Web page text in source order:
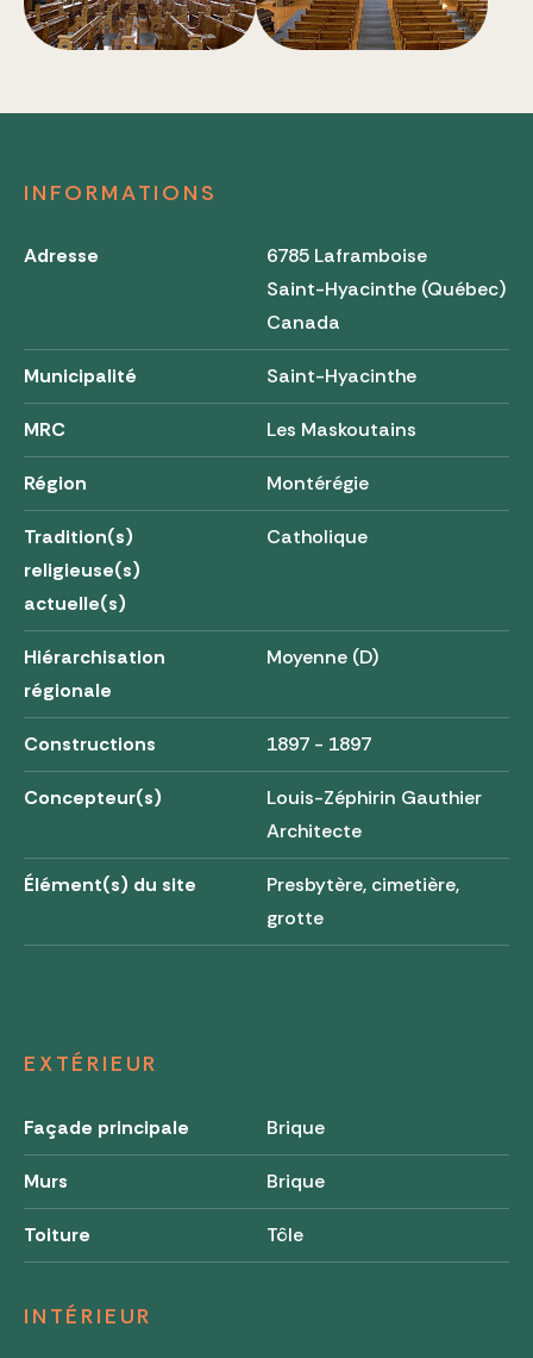
INFORMATIONS
Adresse
6785 Laframboise
Saint-Hyacinthe (Québec)
Canada
Municipalité Saint-Hyacinthe
MRC Les Maskoutains
Région Montérégie
Tradition(s)
religieuse(s)
actuelle(s)
Catholique
Hiérarchisation
régionale
Moyenne (D)
Constructions 1897 - 1897
Concepteur(s)
Louis-Zéphirin Gauthier
Architecte
Élément(s) du site
Presbytère, cimetière,
grotte
EXTÉRIEUR
Façade principale Brique
Murs Brique
Toiture Tôle
INTÉRIEUR